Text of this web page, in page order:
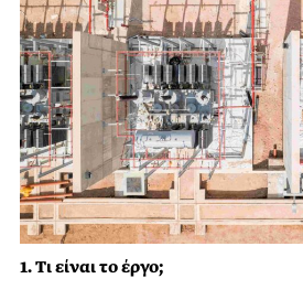
1. Τι είναι το έργο;